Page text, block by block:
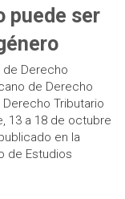
puede ser
de Derecho
de Derecho
Tributario
13 a 18 de octubre
en la
de Estudios